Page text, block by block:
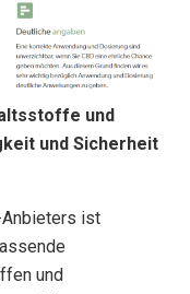
und
und Sicherheit
ist
und